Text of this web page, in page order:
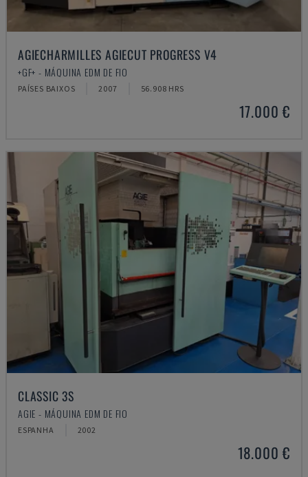
AGIECHARMILLES AGIECUT PROGRESS V4
+GF+ - MÁQUINA EDM DE FIO
PAÍSES BAIXOS 2007 56.908 HRS
17.000 €
CLASSIC 3S
AGIE - MÁQUINA EDM DE FIO
ESPANHA 2002
18.000 €